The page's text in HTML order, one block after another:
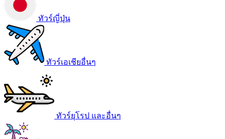
ทัวร์ญี่ปุ่น
ทัวร์เอเชียอื่นๆ
ทัวร์ยุโรป และอื่นๆ